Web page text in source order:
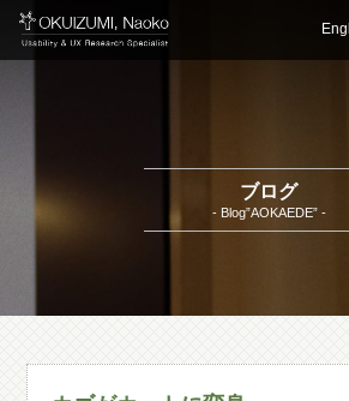
ブログ
- Blog”AOKAEDE” -